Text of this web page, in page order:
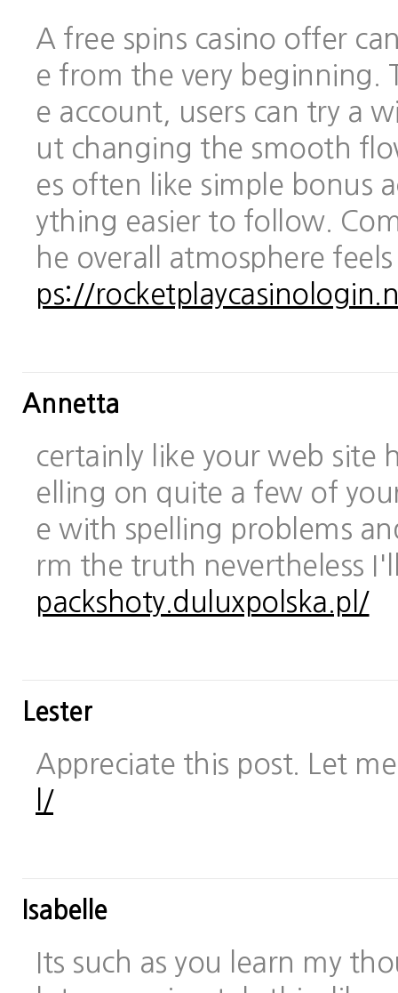
A free spins casino offer
e from the very beginning.
e account, users can try a
ut changing the smooth
es often like simple bonus
ything easier to follow.
he overall atmosphere
ps://
Annetta
certainly like your web site
elling on quite a few of
e with spelling problems
rm the truth nevertheless
packshoty.duluxpolska.pl/
Lester
Appreciate this post. Let
l/
Isabelle
Its such as you learn my